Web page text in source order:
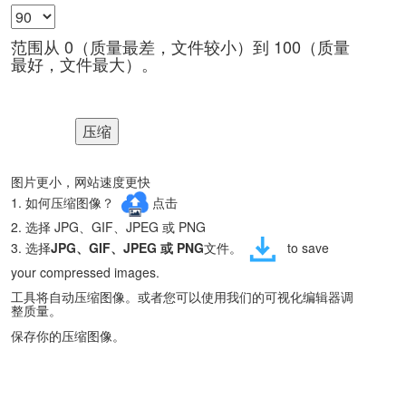
范围从 0（质量最差，文件较小）到 100（质量
最好，文件最大）。
压缩
图片更小，网站速度更快
1. 如何压缩图像？
点击
2. 选择 JPG、GIF、JPEG 或 PNG
3. 选择JPG、GIF、JPEG 或 PNG文件。
to save
your compressed images.
工具将自动压缩图像。或者您可以使用我们的可视化编辑器调
整质量。
保存你的压缩图像。